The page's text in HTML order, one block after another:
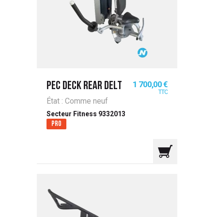
PEC DECK REAR DELT Prix
1 700,00 €
TTC
État : Comme neuf
Secteur Fitness 9332013
Pro